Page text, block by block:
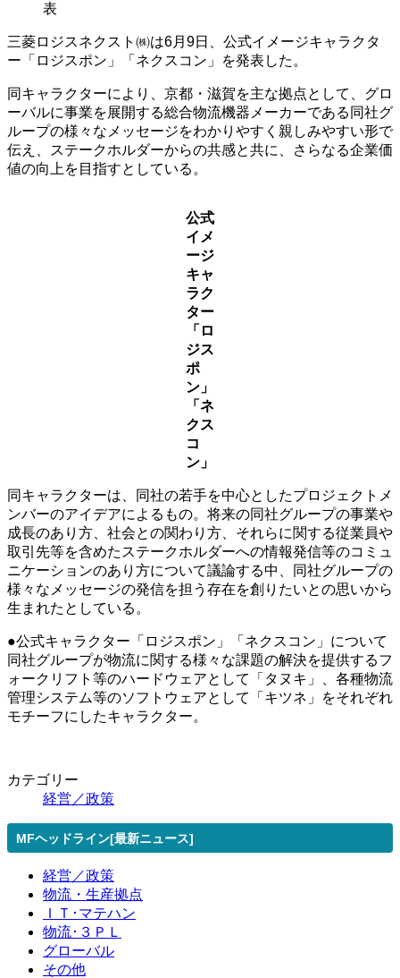
表
三菱ロジスネクスト㈱は6月9日、公式イメージキャラクタ
ー「ロジスポン」「ネクスコン」を発表した。
同キャラクターにより、京都・滋賀を主な拠点として、グロ
ーバルに事業を展開する総合物流機器メーカーである同社グ
ループの様々なメッセージをわかりやすく親しみやすい形で
伝え、ステークホルダーからの共感と共に、さらなる企業価
値の向上を目指すとしている。
公式
イメ
ージ
キャ
ラク
ター
「ロ
ジス
ポ
ン」
「ネ
クス
コ
ン」
同キャラクターは、同社の若手を中心としたプロジェクトメ
ンバーのアイデアによるもの。将来の同社グループの事業や
成長のあり方、社会との関わり方、それらに関する従業員や
取引先等を含めたステークホルダーへの情報発信等のコミュ
ニケーションのあり方について議論する中、同社グループの
様々なメッセージの発信を担う存在を創りたいとの思いから
生まれたとしている。
●公式キャラクター「ロジスポン」「ネクスコン」について
同社グループが物流に関する様々な課題の解決を提供するフ
ォークリフト等のハードウェアとして「タヌキ」、各種物流
管理システム等のソフトウェアとして「キツネ」をそれぞれ
モチーフにしたキャラクター。
カテゴリー
経営／政策
MFヘッドライン[最新ニュース]
経営／政策
物流・生産拠点
ＩＴ･マテハン
物流･３ＰＬ
グローバル
その他